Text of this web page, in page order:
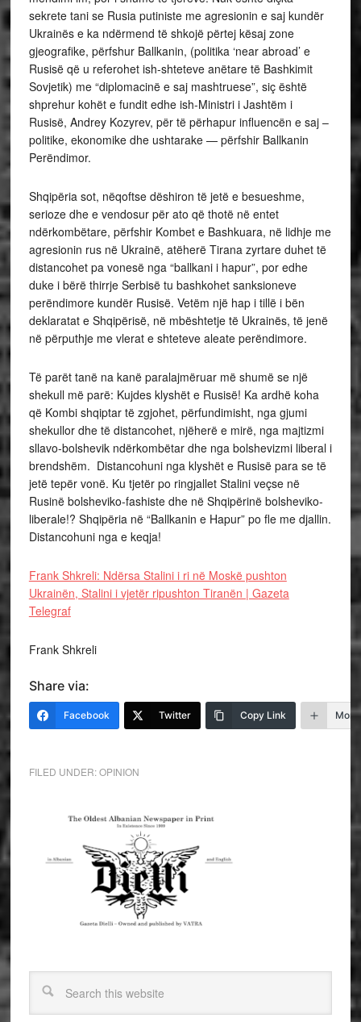
sekrete tani se Rusia putiniste me agresionin e saj kundër
Ukrainës e ka ndërmend të shkojë përtej kësaj zone
gjeografike, përfshur Ballkanin, (politika ‘near abroad’ e
Rusisë që u referohet ish-shteteve anëtare të Bashkimit
Sovjetik) me “diplomacinë e saj mashtruese”, siç është
shprehur kohët e fundit edhe ish-Ministri i Jashtëm i
Rusisë, Andrey Kozyrev, për të përhapur influencën e saj –
politike, ekonomike dhe ushtarake — përfshir Ballkanin
Perëndimor.
Shqipëria sot, nëqoftse dëshiron të jetë e besueshme,
serioze dhe e vendosur për ato që thotë në entet
ndërkombëtare, përfshir Kombet e Bashkuara, në lidhje me
agresionin rus në Ukrainë, atëherë Tirana zyrtare duhet të
distancohet pa vonesë nga “ballkani i hapur”, por edhe
duke i bërë thirrje Serbisë tu bashkohet sanksioneve
perëndimore kundër Rusisë. Vetëm një hap i tillë i bën
deklaratat e Shqipërisë, në mbështetje të Ukrainës, të jenë
në përputhje me vlerat e shteteve aleate perëndimore.
Të parët tanë na kanë paralajmëruar më shumë se një
shekull më parë: Kujdes klyshët e Rusisë! Ka ardhë koha
që Kombi shqiptar të zgjohet, përfundimisht, nga gjumi
shekullor dhe të distancohet, njëherë e mirë, nga majtizmi
sllavo-bolshevik ndërkombëtar dhe nga bolshevizmi liberal i
brendshëm. Distancohuni nga klyshët e Rusisë para se të
jetë tepër vonë. Ku tjetër po ringjallet Stalini veçse në
Rusinë bolsheviko-fashiste dhe në Shqipërinë bolsheviko-
liberale!? Shqipëria në “Ballkanin e Hapur” po fle me djallin.
Distancohuni nga e keqja!
Frank Shkreli: Ndërsa Stalini i ri në Moskë pushton
Ukrainën, Stalini i vjetër ripushton Tiranën | Gazeta
Telegraf
Frank Shkreli
Share via:
Facebook Twitter Copy Link More
FILED UNDER:OPINION